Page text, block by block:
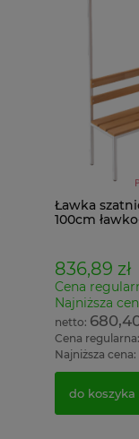
Ławka
100cm
836,89 zł
Cena
Najniższa
Cena
Najniższa cena:
do koszyka